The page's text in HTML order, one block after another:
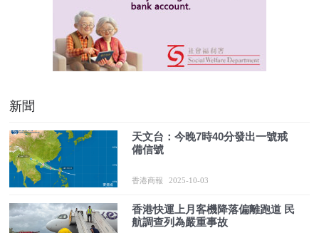
新聞
天文台：今晚7時40分發出一號戒
備信號
香港商報 2025-10-03
香港快運上月客機降落偏離跑道 民
航調查列為嚴重事故